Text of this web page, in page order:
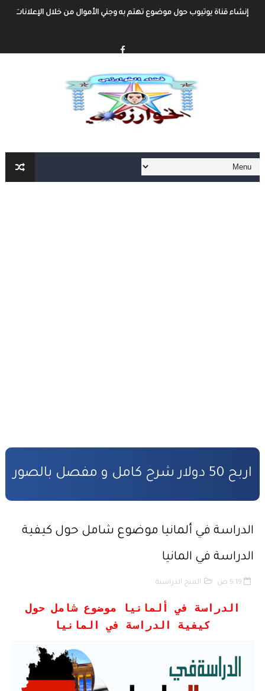
إنشاء قناة يوتيوب حول موضوع تهتم به وجني الأموال من خلال الإعلانات أو
كيفية إنشاء مدونة و الربح مهنا شرح مفصل و شامل
إنشاء المحتوى الرقمي و الربح منه شرح شامل و مفصل
أهم الأدوات الأساسية في العمل الحر على الأنترنت لا يمكنك الإستغاء عنها
مسلك العلوم الإنسانية
إنشاء قناة يوتيوب حول موضوع تهتم به وجني الأموال من خلال الإعلانات أو
اربح 50 دولار شرح كامل و مفصل بالصور
الدراسة في ألمانيا موضوع شامل حول كيفية
الدراسة في المانيا
5:19 ص المنح الدراسية
الدراسة في ألمانيا موضوع شامل حول
كيفية الدراسة في المانيا